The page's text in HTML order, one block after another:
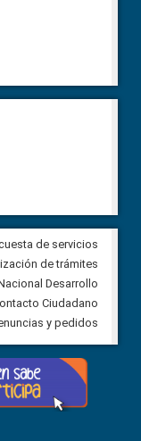
convoca a Veeduría
para vigilar el
5 agosto, 2026
de servicios
de trámites
Desarrollo
Ciudadano
y pedidos